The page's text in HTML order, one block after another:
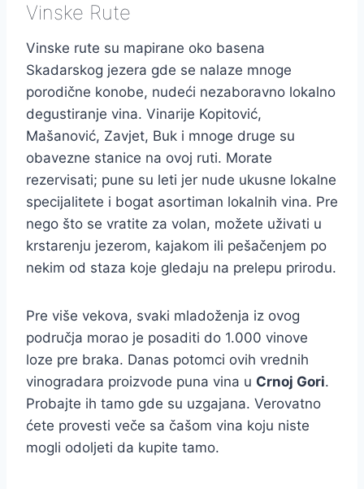
Vinske Rute
Vinske rute su mapirane oko basena
Skadarskog jezera gde se nalaze mnoge
porodične konobe, nudeći nezaboravno lokalno
degustiranje vina. Vinarije Kopitović,
Mašanović, Zavjet, Buk i mnoge druge su
obavezne stanice na ovoj ruti. Morate
rezervisati; pune su leti jer nude ukusne lokalne
specijalitete i bogat asortiman lokalnih vina. Pre
nego što se vratite za volan, možete uživati u
krstarenju jezerom, kajakom ili pešačenjem po
nekim od staza koje gledaju na prelepu prirodu.
Pre više vekova, svaki mladoženja iz ovog
područja morao je posaditi do 1.000 vinove
loze pre braka. Danas potomci ovih vrednih
vinogradara proizvode puna vina u Crnoj Gori.
Probajte ih tamo gde su uzgajana. Verovatno
ćete provesti veče sa čašom vina koju niste
mogli odoljeti da kupite tamo.